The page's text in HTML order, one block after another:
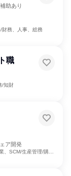
助あり
財務、人事、総務
職
/知財
ア開発
管理/購買/物流、総務、IT